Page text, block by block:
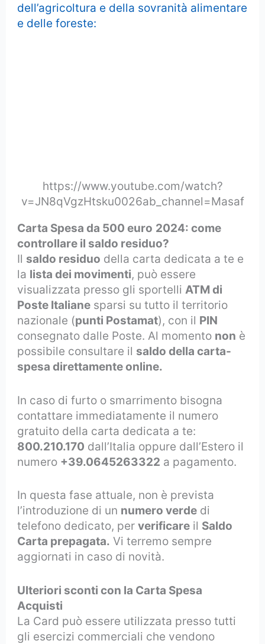
dell’agricoltura e della sovranità alimentare
e delle foreste:
https://www.youtube.com/watch?
v=JN8qVgzHtsku0026ab_channel=Masaf
Carta Spesa da 500 euro 2024: come
controllare il saldo residuo?
Il saldo residuo della carta dedicata a te e
la lista dei movimenti, può essere
visualizzata presso gli sportelliATM di
Poste Italiane sparsi su tutto il territorio
nazionale (punti Postamat), con il PIN
consegnato dalle Poste. Al momento non è
possibile consultare il saldo della carta-
spesa direttamente online.
In caso di furto o smarrimento bisogna
contattare immediatamente il numero
gratuito della carta dedicata a te:
800.210.170 dall’Italia oppure dall’Estero il
numero +39.0645263322 a pagamento.
In questa fase attuale, non è prevista
l’introduzione di un numero verde di
telefono dedicato, perverificare il Saldo
Carta prepagata. Vi terremo sempre
aggiornati in caso di novità.
Ulteriori sconti con la Carta Spesa
Acquisti
La Card può essere utilizzata presso tutti
gli esercizi commerciali che vendono